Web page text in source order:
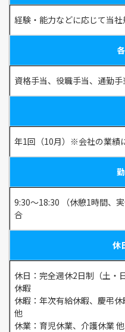
経験・能力などに応じて当
資格手当、役職手当、通勤手
年1回（10月）※会社の業績
9:30～18:30 （休憩1時間、
合
休
休日：完全週休2日制（土・
休暇
休暇：年次有給休暇、慶弔
他
休業：育児休業、介護休業 他